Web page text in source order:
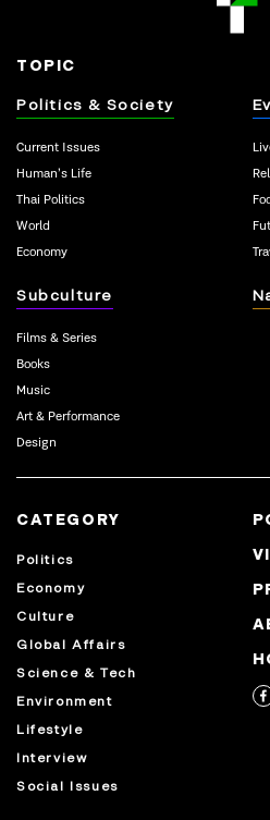
TOPIC
Politics & Society
Current Issues
Human’s Life
Thai Politics
World
Economy
Subculture
Films & Series
Books
Music
Art & Performance
Design
CATEGORY
Politics
Economy
Culture
Global Affairs
Science & Tech
Environment
Lifestyle
Interview
Social Issues